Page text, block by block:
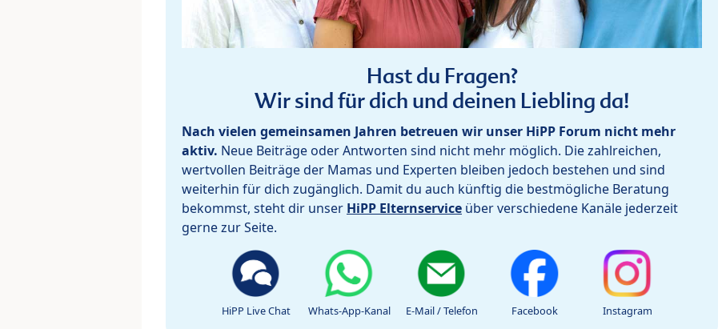
Hast du Fragen?
Wir sind für dich und deinen Liebling da!
Nach vielen gemeinsamen Jahren betreuen wir unser HiPP Forum nicht mehr
aktiv. Neue Beiträge oder Antworten sind nicht mehr möglich. Die zahlreichen,
wertvollen Beiträge der Mamas und Experten bleiben jedoch bestehen und sind
weiterhin für dich zugänglich. Damit du auch künftig die bestmögliche Beratung
bekommst, steht dir unser HiPP Elternservice über verschiedene Kanäle jederzeit
gerne zur Seite.
HiPP Live Chat Whats-App-Kanal E-Mail / Telefon Facebook Instagram